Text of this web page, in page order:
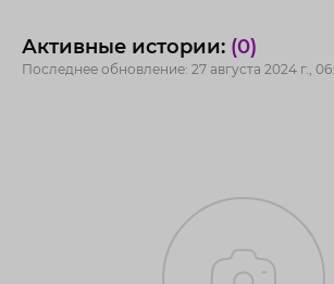
Активные истории: (0)
Последнее обновление: 27 августа 2024 г.,